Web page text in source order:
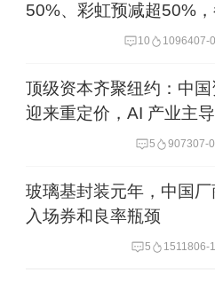
动陶瓷业务，并逐
半导体设备里的精密
那个关键零件是“静电
50%、彩虹预减超50%
10 1096407-
顶级资本齐聚纽约：中国
迎来重定价，AI 产业主
5 907307-
玻璃基封装元年，中国厂
入场券和良率瓶颈
5 1511806-